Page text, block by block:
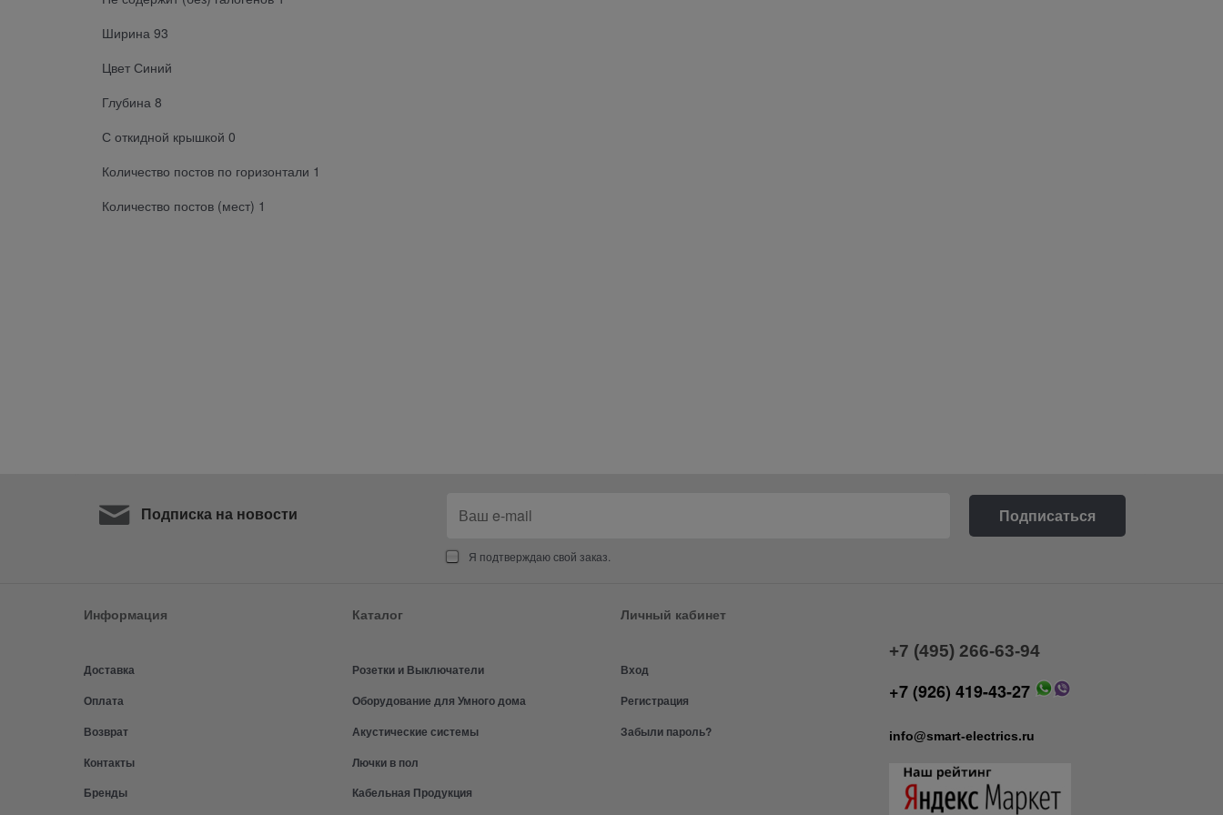
Ширина 93
Цвет Синий
Глубина 8
С откидной крышкой 0
Количество постов по горизонтали 1
Количество постов (мест) 1
Подписка на новости
Я подтверждаю свой заказ.
Информация
Доставка
Оплата
Возврат
Контакты
Бренды
Каталог
Розетки и Выключатели
Оборудование для Умного дома
Акустические системы
Лючки в пол
Кабельная Продукция
Личный кабинет
Вход
Регистрация
Забыли пароль?
+7 (495) 266-63-94
+7 (926) 419-43-27
info@smart-electrics.ru